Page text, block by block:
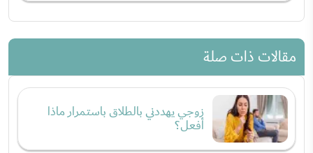
مقالات ذات صلة
زوجي يهددني بالطلاق باستمرار ماذا
أفعل؟